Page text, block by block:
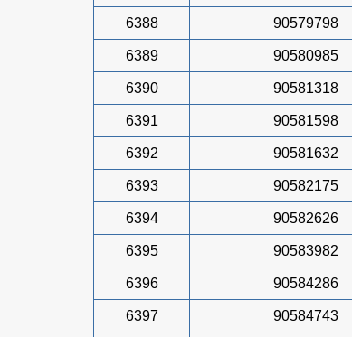
6388 90579798
6389 90580985
6390 90581318
6391 90581598
6392 90581632
6393 90582175
6394 90582626
6395 90583982
6396 90584286
6397 90584743